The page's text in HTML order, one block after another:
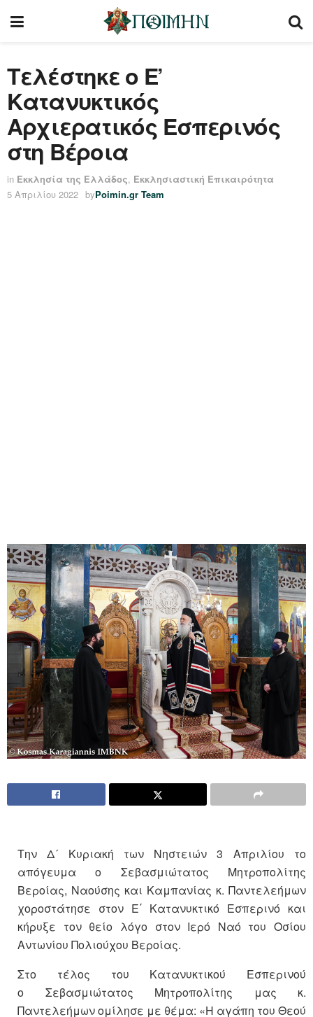
Τελέστηκε ο E’
Κατανυκτικός
Αρχιερατικός Εσπερινός
στη Βέροια
in Εκκλησία της Ελλάδος, Εκκλησιαστική Επικαιρότητα
5 Απριλίου 2022 byPoimin.gr Team
Την Δ´ Κυριακή των Νηστειών 3 Απριλίου το
απόγευμα ο Σεβασμιώτατος Μητροπολίτης
Βεροίας, Ναούσης και Καμπανίας κ. Παντελεήμων
χοροστάτησε στον Ε΄ Κατανυκτικό Εσπερινό και
κήρυξε τον θείο λόγο στον Ιερό Ναό του Οσίου
Αντωνίου Πολιούχου Βεροίας.
Στο τέλος του Κατανυκτικού Εσπερινού
ο Σεβασμιώτατος Μητροπολίτης μας κ.
Παντελεήμων ομίλησε με θέμα: «Η αγάπη του Θεού